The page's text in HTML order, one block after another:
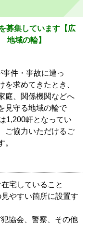
募集しています【広
域の輪】
事件・事故に遭っ
を求めてきたとき、
庭、関係機関などへ
見守る地域の輪で
1,200軒となってい
ご協力いただけるご
。
宅していること
やすい箇所に設置す
協会、警察、その他